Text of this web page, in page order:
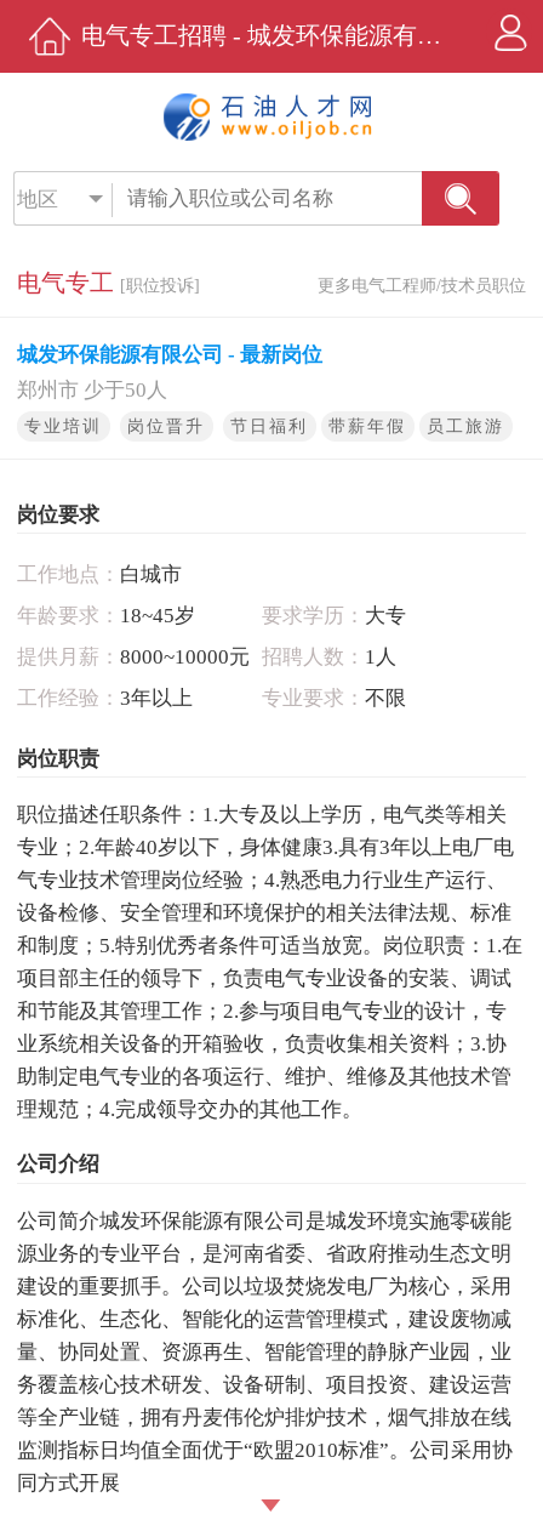
电气专工招聘 - 城发环保能源有限公司 - 石油人才网
地区
电气专工 [职位投诉] 更多电气工程师/技术员职位
城发环保能源有限公司 - 最新岗位
郑州市 少于50人
专业培训 岗位晋升 节日福利 带薪年假 员工旅游
岗位要求
工作地点： 白城市
年龄要求： 18~45岁 要求学历： 大专
提供月薪： 8000~10000元 招聘人数： 1人
工作经验： 3年以上 专业要求： 不限
岗位职责
职位描述任职条件：1.大专及以上学历，电气类等相关
专业；2.年龄40岁以下，身体健康3.具有3年以上电厂电
气专业技术管理岗位经验；4.熟悉电力行业生产运行、
设备检修、安全管理和环境保护的相关法律法规、标准
和制度；5.特别优秀者条件可适当放宽。岗位职责：1.在
项目部主任的领导下，负责电气专业设备的安装、调试
和节能及其管理工作；2.参与项目电气专业的设计，专
业系统相关设备的开箱验收，负责收集相关资料；3.协
助制定电气专业的各项运行、维护、维修及其他技术管
理规范；4.完成领导交办的其他工作。
公司介绍
公司简介城发环保能源有限公司是城发环境实施零碳能
源业务的专业平台，是河南省委、省政府推动生态文明
建设的重要抓手。公司以垃圾焚烧发电厂为核心，采用
标准化、生态化、智能化的运营管理模式，建设废物减
量、协同处置、资源再生、智能管理的静脉产业园，业
务覆盖核心技术研发、设备研制、项目投资、建设运营
等全产业链，拥有丹麦伟伦炉排炉技术，烟气排放在线
监测指标日均值全面优于“欧盟2010标准”。公司采用协
同方式开展